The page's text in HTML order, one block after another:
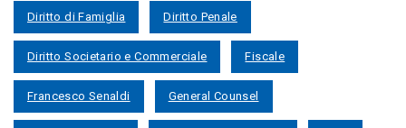
Diritto di Famiglia Diritto Penale
Diritto Societario e Commerciale Fiscale
Francesco Senaldi General Counsel